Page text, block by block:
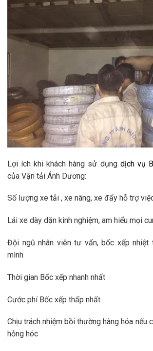
Lợi ích khi khách hàng sử dụng dịch vụ
của Vận tải Ánh Dương:
Số lượng xe tải , xe nâng, xe đẩy hỗ trợ
Lái xe dày dặn kinh nghiệm, am hiểu mọi
Đội ngũ nhân viên tư vấn, bốc xếp nhiệt
mình
Thời gian Bốc xếp nhanh nhất
Cước phí Bốc xếp thấp nhất
Chịu trách nhiệm bồi thường hàng hóa nếu
hỏng hóc